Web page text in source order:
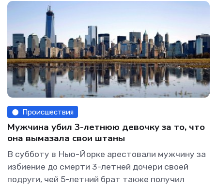
Происшествия
Мужчина убил 3-летнюю девочку за то, что
она вымазала свои штаны
В субботу в Нью-Йорке арестовали мужчину за
избиение до смерти 3-летней дочери своей
подруги, чей 5-летний брат также получил